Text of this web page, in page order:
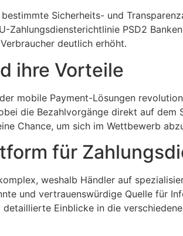
Sicherheits- und
PSD2
deutlich erhöht.
ihre Vorteile
mobile Payment-Lösungen
die Bezahlvorgänge direkt auf
Chance, um sich im Wettbewerb
für
weshalb Händler auf
und vertrauenswürdige Quelle für
Einblicke in die